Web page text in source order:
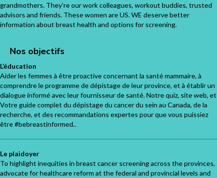
grandmothers. They’re our work colleagues, workout buddies, trusted
advisors and friends. These women are US. WE deserve better
information about breast health and options for screening.
Nos objectifs
L’éducation
Aider les femmes à être proactive concernant la santé mammaire, à
comprendre le programme de dépistage de leur province, et à établir un
dialogue informé avec leur fournisseur de santé. Notre quiz, site web, et
Votre guide complet du dépistage du cancer du sein au Canada, de la
recherche, et des recommandations expertes pour que vous puissiez
être #bebreastinformed..
Le plaidoyer
To highlight inequities in breast cancer screening across the provinces,
advocate for healthcare reform at the federal and provincial levels and